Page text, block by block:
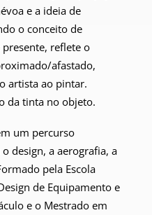
e a ideia de
o conceito de
reflete o
afastado,
artista ao pintar.
da tinta no objeto.
um percurso
design, a aerografia, a
pela Escola
de Equipamento e
e o Mestrado em